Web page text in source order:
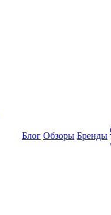
Блог Обзоры Бренды